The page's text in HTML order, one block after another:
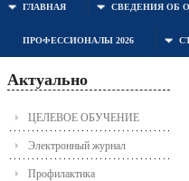
ГЛАВНАЯ СВЕДЕНИЯ ОБ
ПРОФЕССИОНАЛЫ 2026
Актуально
ЦЕЛЕВОЕ ОБУЧЕНИЕ
Электронный журнал
Профилактика